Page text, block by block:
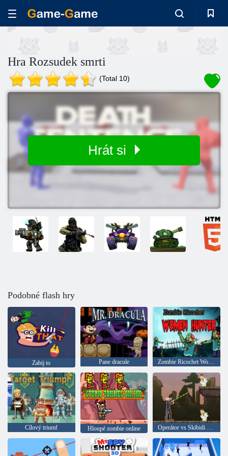
Hra Rozsudek smrti
(Total 10)
Hrát si
Podobné flash hry
Zabij to Pane dracule Zombie Ricochet Woman Hunter
Cílový triumf Hloupé zombie online Operátor vs Skibidi monster: zábavná bitva